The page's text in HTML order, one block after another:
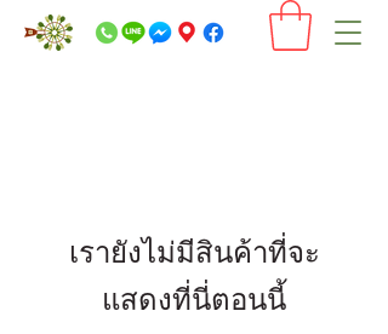
เรายังไม่มีสินค้าที่จะ
แสดงที่นี่ตอนนี้